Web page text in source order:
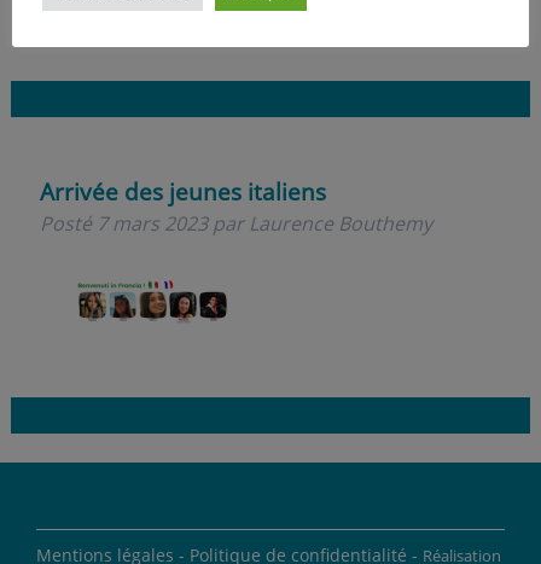
Arrivée des jeunes italiens
Posté 7 mars 2023 par Laurence Bouthemy
Mentions légales - Politique de confidentialité - Réalisation